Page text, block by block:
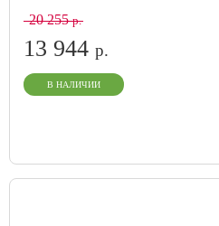
20 255р.
13 944 р.
В НАЛИЧИИ